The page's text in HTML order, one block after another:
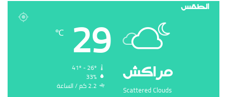
الطقس
‏مراكش
Scattered Clouds
29
℃
33%
2.2 ‏كم / الساعة